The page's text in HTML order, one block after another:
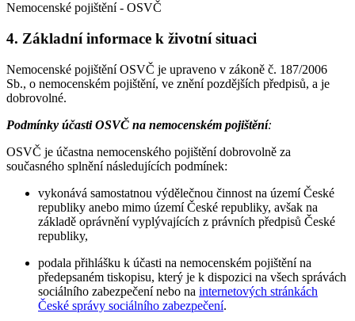
Nemocenské pojištění - OSVČ
4. Základní informace k životní situaci
Nemocenské pojištění OSVČ je upraveno v zákoně č. 187/2006
Sb., o nemocenském pojištění, ve znění pozdějších předpisů, a je
dobrovolné.
Podmínky účasti OSVČ na nemocenském pojištění:
OSVČ je účastna nemocenského pojištění dobrovolně za
současného splnění následujících podmínek:
vykonává samostatnou výdělečnou činnost na území České
republiky anebo mimo území České republiky, avšak na
základě oprávnění vyplývajících z právních předpisů České
republiky,
podala přihlášku k účasti na nemocenském pojištění na
předepsaném tiskopisu, který je k dispozici na všech správách
sociálního zabezpečení nebo na internetových stránkách
České správy sociálního zabezpečení.